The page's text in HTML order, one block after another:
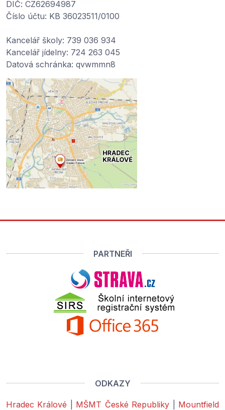
DIČ: CZ62694987
Číslo účtu: KB 36023511/0100
Kancelář školy: 739 036 934
Kancelář jídelny: 724 263 045
Datová schránka: qvwmmn8
PARTNEŘI
ODKAZY
Hradec Králové MŠMT České Republiky Mountfield